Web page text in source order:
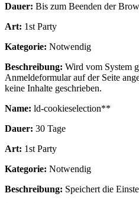
Dauer: Bis zum Beenden der
Art: 1st Party
Kategorie: Notwendig
Beschreibung: Wird vom System
Anmeldeformular auf der Seite
keine Inhalte geschrieben.
Name: ld-cookieselection**
Dauer: 30 Tage
Art: 1st Party
Kategorie: Notwendig
Beschreibung: Speichert die